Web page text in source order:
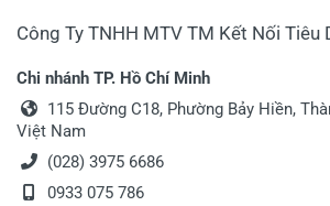
Đánh giá sao
Họ và tên*
Công Ty TNHH MTV TM Kết Nối Tiêu
Chi nhánh TP. Hồ Chí Minh
115 Đường C18, Phường Bảy Hiền,
Việt Nam
(028) 3975 6686
0933 075 786